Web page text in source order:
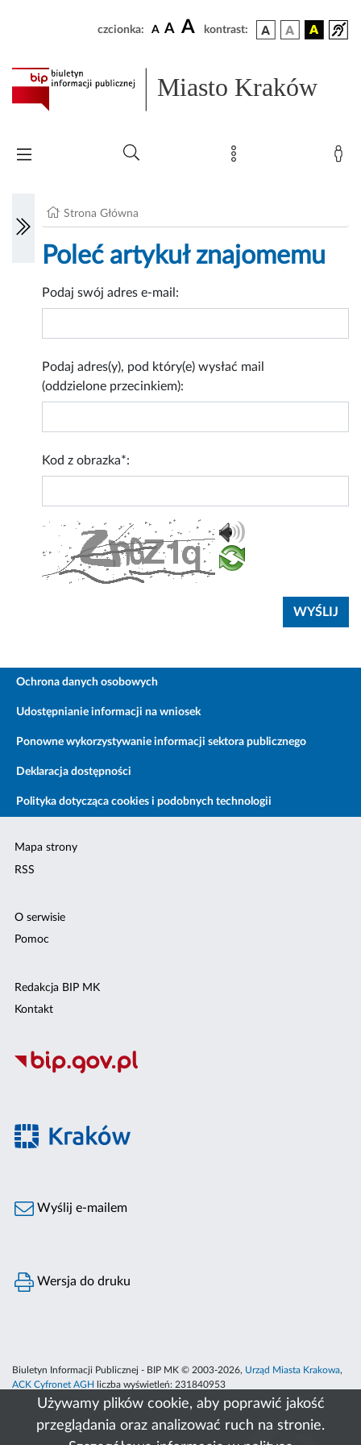
Używamy plików cookie, aby poprawić jakość
przeglądania oraz analizować ruch na stronie.
czcionka: A A A kontrast:
Miasto Kraków
Strona Główna
Poleć artykuł znajomemu
Podaj swój adres e-mail:
Podaj adres(y), pod który(e) wysłać mail
(oddzielone przecinkiem):
Kod z obrazka*:
Ochrona danych osobowych
Udostępnianie informacji na wniosek
Ponowne wykorzystywanie informacji sektora publicznego
Deklaracja dostępności
Polityka dotycząca cookies i podobnych technologii
Mapa strony
RSS
O serwisie
Pomoc
Redakcja BIP MK
Kontakt
Wyślij e-mailem
Wersja do druku
Biuletyn Informacji Publicznej - BIP MK © 2003-2026, Urząd Miasta Krakowa,
ACK Cyfronet AGH
liczba wyświetleń: 231840953